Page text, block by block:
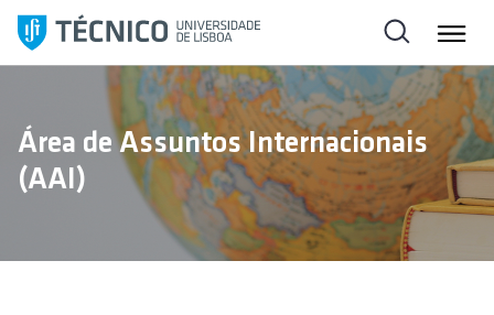
l
a
Área de Assuntos Internacionais
(AAI)